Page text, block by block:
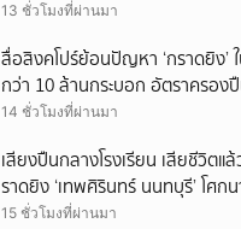
13 ชั่วโมงที่ผ่านมา
สื่อสิงคโปร์ย้อนปัญหา ‘กราดยิง’
กว่า 10 ล้านกระบอก อัตราครอง
สูงที่สุดในภูมิภาค
14 ชั่วโมงที่ผ่านมา
เสียงปืนกลางโรงเรียน เสียชีวิตแ
ราดยิง ‘เทพศิรินทร์ นนทบุรี’ โศก
ศึกษา ครั้งที่ 2 ในรอบปี
15 ชั่วโมงที่ผ่านมา